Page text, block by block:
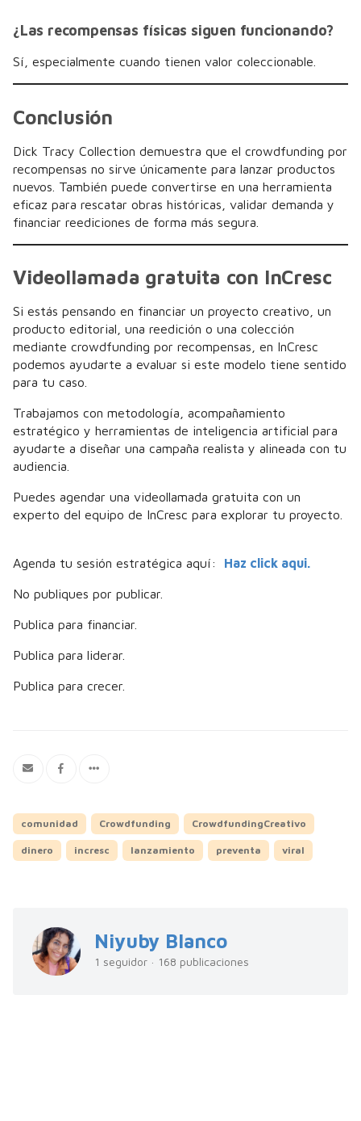
¿Las recompensas físicas siguen funcionando?
Sí, especialmente cuando tienen valor coleccionable.
Conclusión
Dick Tracy Collection demuestra que el crowdfunding por
recompensas no sirve únicamente para lanzar productos
nuevos. También puede convertirse en una herramienta
eficaz para rescatar obras históricas, validar demanda y
financiar reediciones de forma más segura.
Videollamada gratuita con InCresc
Si estás pensando en financiar un proyecto creativo, un
producto editorial, una reedición o una colección
mediante crowdfunding por recompensas, en InCresc
podemos ayudarte a evaluar si este modelo tiene sentido
para tu caso.
Trabajamos con metodología, acompañamiento
estratégico y herramientas de inteligencia artificial para
ayudarte a diseñar una campaña realista y alineada con tu
audiencia.
Puedes agendar una videollamada gratuita con un
experto del equipo de InCresc para explorar tu proyecto.
Agenda tu sesión estratégica aquí: Haz click aqui.
No publiques por publicar.
Publica para financiar.
Publica para liderar.
Publica para crecer.
comunidad Crowdfunding CrowdfundingCreativo
dinero incresc lanzamiento preventa viral
Niyuby Blanco
1 seguidor · 168 publicaciones